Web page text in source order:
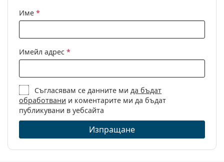
Име *
Имейл адрес *
Съгласявам се данните ми да бъдат
обработвани и коментарите ми да бъдат
публикувани в уебсайта
Изпращане